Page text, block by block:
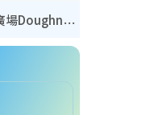
開倉優惠｜銅鑼灣時代廣場Doughnut/Campo Marzio開倉低至1折！背囊、書包、手袋劈價$200起